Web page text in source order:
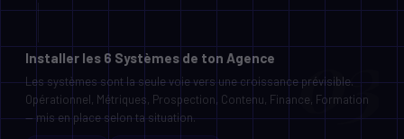
Installer les 6 Systèmes de ton Agence
Les systèmes sont la seule voie vers une croissance prévisible.
Opérationnel, Métriques, Prospection, Contenu, Finance, Formation
— mis en place selon ta situation.